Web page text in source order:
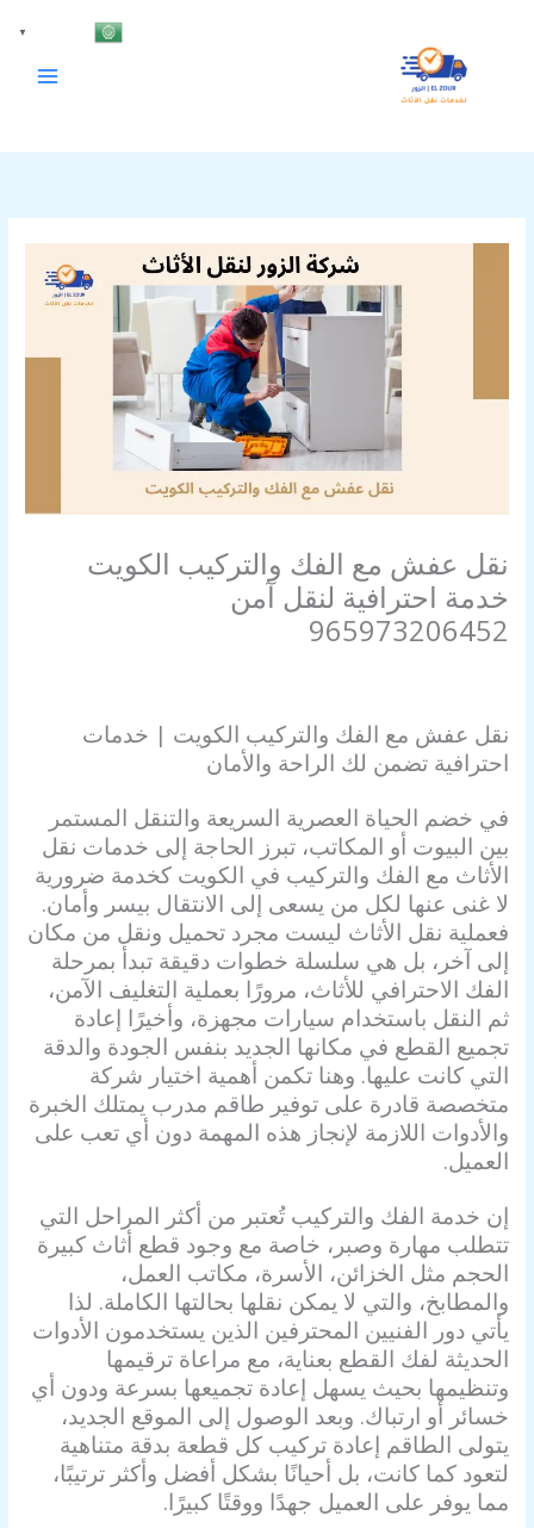
نقل عفش مع الفك والتركيب الكويت
خدمة احترافية لنقل آمن
965973206452
نقل عفش مع الفك والتركيب الكويت | خدمات
احترافية تضمن لك الراحة والأمان
في خضم الحياة العصرية السريعة والتنقل المستمر
بين البيوت أو المكاتب، تبرز الحاجة إلى خدمات نقل
الأثاث مع الفك والتركيب في الكويت كخدمة ضرورية
لا غنى عنها لكل من يسعى إلى الانتقال بيسر وأمان.
فعملية نقل الأثاث ليست مجرد تحميل ونقل من مكان
إلى آخر، بل هي سلسلة خطوات دقيقة تبدأ بمرحلة
الفك الاحترافي للأثاث، مرورًا بعملية التغليف الآمن،
ثم النقل باستخدام سيارات مجهزة، وأخيرًا إعادة
تجميع القطع في مكانها الجديد بنفس الجودة والدقة
التي كانت عليها. وهنا تكمن أهمية اختيار شركة
متخصصة قادرة على توفير طاقم مدرب يمتلك الخبرة
والأدوات اللازمة لإنجاز هذه المهمة دون أي تعب على
العميل.
إن خدمة الفك والتركيب تُعتبر من أكثر المراحل التي
تتطلب مهارة وصبر، خاصة مع وجود قطع أثاث كبيرة
الحجم مثل الخزائن، الأسرة، مكاتب العمل،
والمطابخ، والتي لا يمكن نقلها بحالتها الكاملة. لذا
يأتي دور الفنيين المحترفين الذين يستخدمون الأدوات
الحديثة لفك القطع بعناية، مع مراعاة ترقيمها
وتنظيمها بحيث يسهل إعادة تجميعها بسرعة ودون أي
خسائر أو ارتباك. وبعد الوصول إلى الموقع الجديد،
يتولى الطاقم إعادة تركيب كل قطعة بدقة متناهية
لتعود كما كانت، بل أحيانًا بشكل أفضل وأكثر ترتيبًا،
مما يوفر على العميل جهدًا ووقتًا كبيرًا.
▼